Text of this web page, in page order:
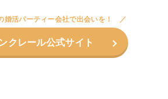
婚活パーティー会社で出会いを！
クレール公式サイト